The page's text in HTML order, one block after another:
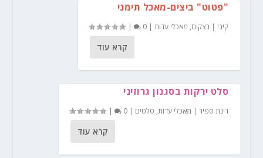
"פטוט" ביצים-מאכל תימני
קיבי | בצקים, מאכלי עדות|
0
|
קרא עוד
סלט ירקות בסגנון גרוזיני
רינת ספיר| מאכלי עדות, סלטים |
0
|
קרא עוד